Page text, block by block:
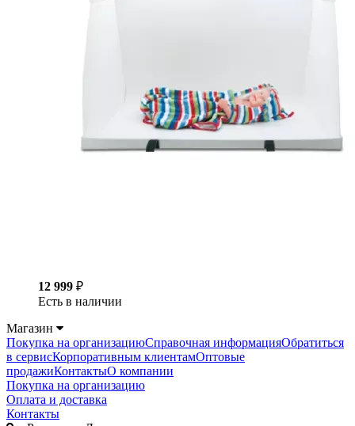
12 999 ₽
Есть в наличии
Магазин
Покупка на организациюСправочная информацияОбратиться
в сервисКорпоративным клиентамОптовые
продажиКонтактыО компании
Покупка на организацию
Оплата и доставка
Контакты